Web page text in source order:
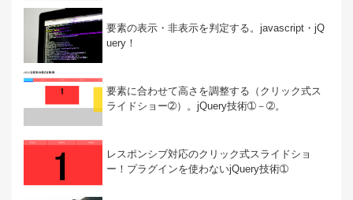
要素の表示・非表示を判定する。javascript・jQ
uery！
要素に合わせて高さを調整する（クリック式ス
ライドショー➁）。jQuery技術➀－➁。
レスポンシブ対応のクリック式スライドショ
ー！プラグインを使わないjQuery技術➀